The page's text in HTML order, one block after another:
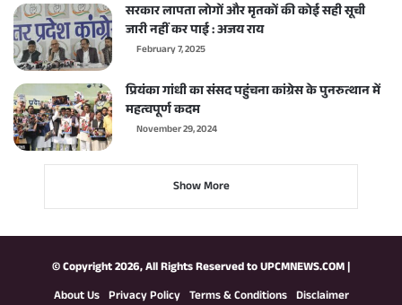
सरकार लापता लोगों और मृतकों की कोई सही सूची
जारी नहीं कर पाई : अजय राय
February 7, 2025
प्रियंका गांधी का संसद पहुंचना कांग्रेस के पुनरुत्थान में
महत्वपूर्ण कदम
November 29, 2024
Show More
© Copyright 2026, All Rights Reserved toUPCMNEWS.COM|
About Us Privacy Policy Terms & Conditions Disclaimer